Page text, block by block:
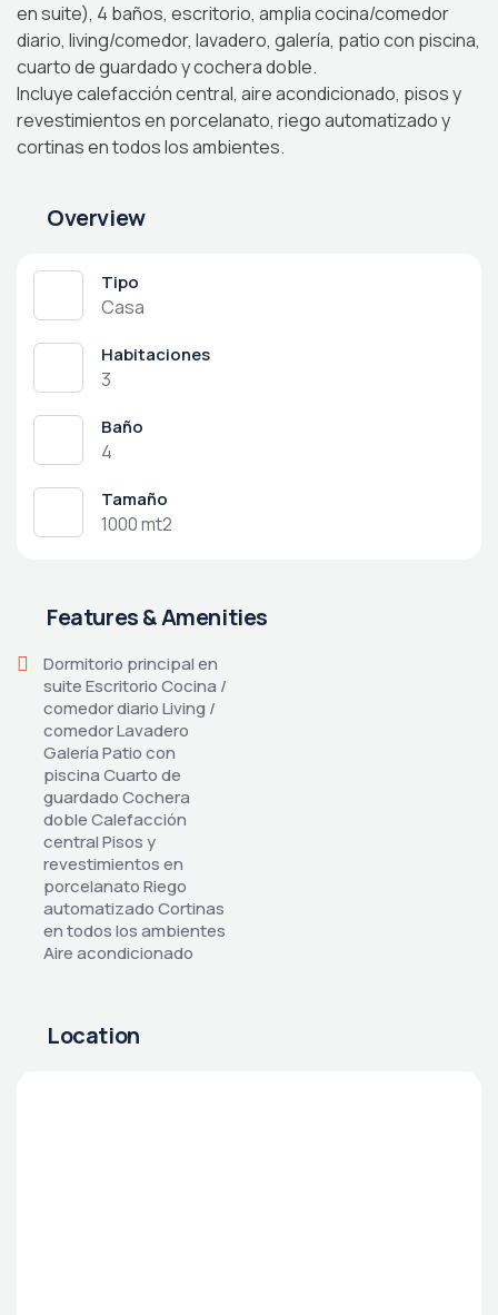
en suite), 4 baños, escritorio, amplia cocina/comedor
diario, living/comedor, lavadero, galería, patio con piscina,
cuarto de guardado y cochera doble.
Incluye calefacción central, aire acondicionado, pisos y
revestimientos en porcelanato, riego automatizado y
cortinas en todos los ambientes.
Overview
Tipo
Casa
Habitaciones
3
Baño
4
Tamaño
1000 mt2
Features & Amenities
Dormitorio principal en
suite Escritorio Cocina /
comedor diario Living /
comedor Lavadero
Galería Patio con
piscina Cuarto de
guardado Cochera
doble Calefacción
central Pisos y
revestimientos en
porcelanato Riego
automatizado Cortinas
en todos los ambientes
Aire acondicionado
Location